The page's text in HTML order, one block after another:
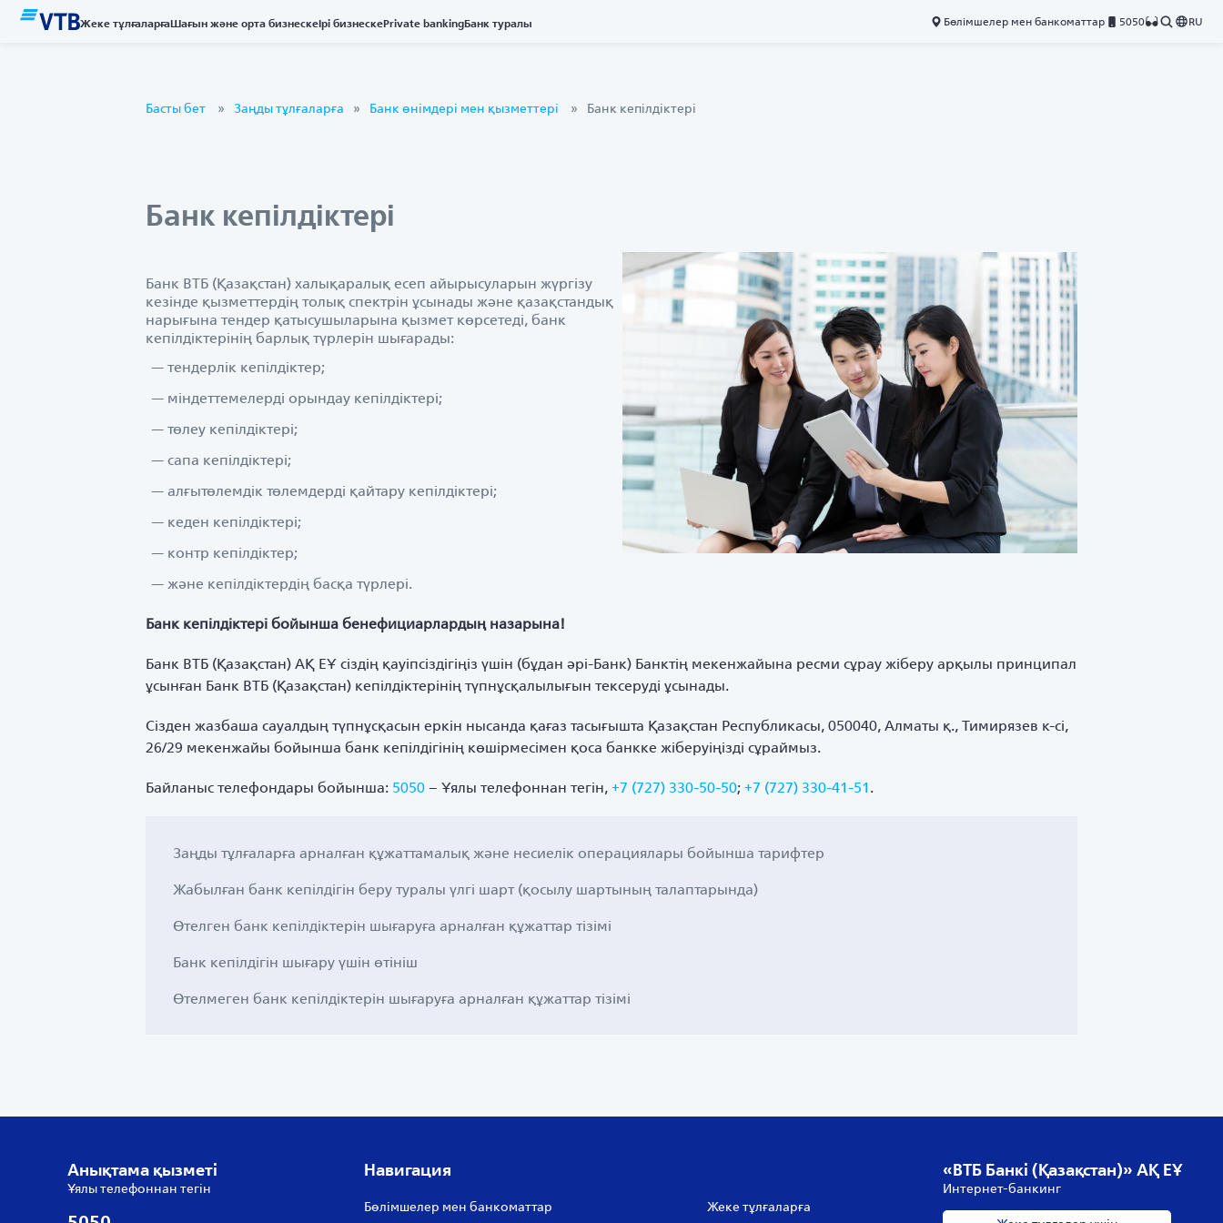
Жеке тұлғаларғаШағын және орта бизнескеІрі бизнескеPrivate bankingБанк туралы Бөлімшелер мен банкоматтар 5050 RU
Басты бет Заңды тұлғаларға Банк өнімдері мен қызметтері Банк кепілдіктері
Банк кепілдіктері
Банк ВТБ (Қазақстан) халықаралық есеп айырысуларын жүргізу
кезінде қызметтердің толық спектрін ұсынады және қазақстандық
нарығына тендер қатысушыларына қызмет көрсетеді, банк
кепілдіктерінің барлық түрлерін шығарады:
тендерлік кепілдіктер;
міндеттемелерді орындау кепілдіктері;
төлеу кепілдіктері;
сапа кепілдіктері;
алғытөлемдік төлемдерді қайтару кепілдіктері;
кеден кепілдіктері;
контр кепілдіктер;
және кепілдіктердің басқа түрлері.
Банк кепілдіктері бойынша бенефициарлардың назарына!
Банк ВТБ (Қазақстан) АҚ ЕҰ сіздің қауіпсіздігіңіз үшін (бұдан әрі-Банк) Банктің мекенжайына ресми сұрау жіберу арқылы принципал
ұсынған Банк ВТБ (Қазақстан) кепілдіктерінің түпнұсқалылығын тексеруді ұсынады.
Сізден жазбаша сауалдың түпнұсқасын еркін нысанда қағаз тасығышта Қазақстан Республикасы, 050040, Алматы қ., Тимирязев к-сі,
26/29 мекенжайы бойынша банк кепілдігінің көшірмесімен қоса банкке жіберуіңізді сұраймыз.
Байланыс телефондары бойынша: 5050 – Ұялы телефоннан тегін, +7 (727) 330-50-50; +7 (727) 330-41-51 .
Заңды тұлғаларға арналған құжаттамалық және несиелік операциялары бойынша тарифтер
Жабылған банк кепілдігін беру туралы үлгі шарт (қосылу шартының талаптарында)
Өтелген банк кепілдіктерін шығаруға арналған құжаттар тізімі
Банк кепілдігін шығару үшін өтініш
Өтелмеген банк кепілдіктерін шығаруға арналған құжаттар тізімі
Анықтама қызметі
Ұялы телефоннан тегін
Навигация
Бөлімшелер мен банкоматтар Жеке тұлғаларға
«ВТБ Банкі (Қазақстан)» АҚ ЕҰ
Интернет-банкинг